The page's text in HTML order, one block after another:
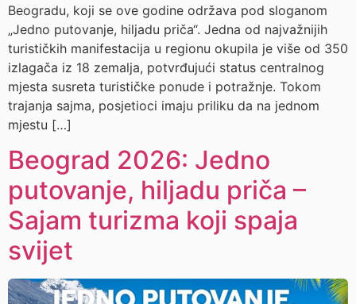
Beogradu, koji se ove godine održava pod sloganom
„Jedno putovanje, hiljadu priča“. Jedna od najvažnijih
turističkih manifestacija u regionu okupila je više od 350
izlagača iz 18 zemalja, potvrđujući status centralnog
mjesta susreta turističke ponude i potražnje. Tokom
trajanja sajma, posjetioci imaju priliku da na jednom
mjestu […]
Beograd 2026: Jedno
putovanje, hiljadu priča –
Sajam turizma koji spaja
svijet